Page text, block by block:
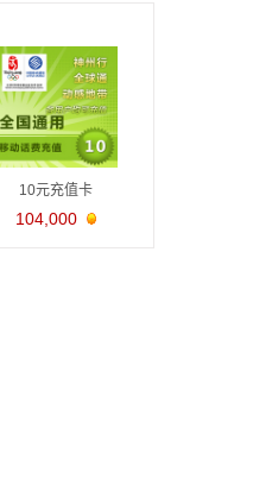
10元充值卡
104,000